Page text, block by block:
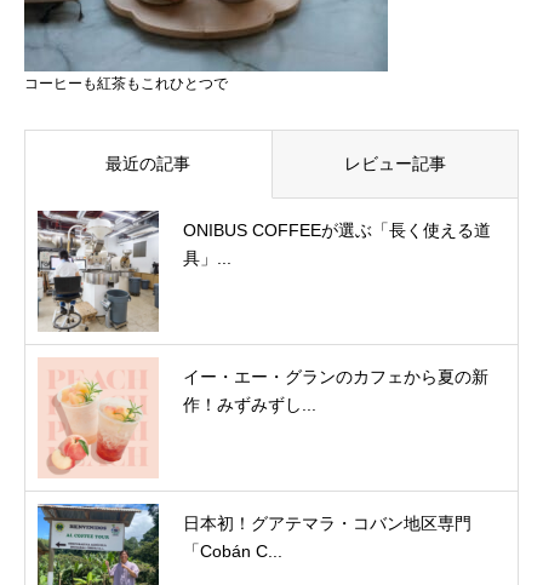
コーヒーも紅茶もこれひとつで
最近の記事 レビュー記事
ONIBUS COFFEEが選ぶ「長く使える道
具」...
イー・エー・グランのカフェから夏の新
作！みずみずし...
日本初！グアテマラ・コバン地区専門
「Cobán C...